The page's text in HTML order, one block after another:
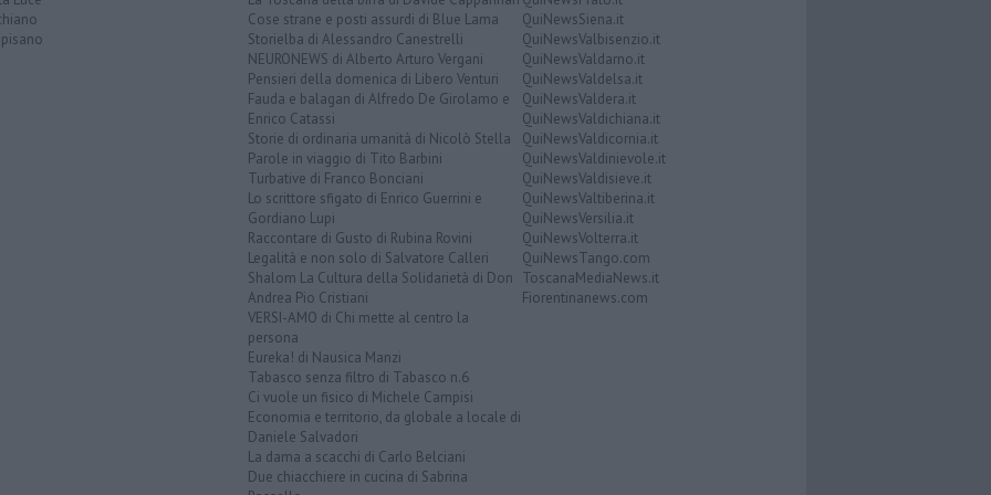
Cose strane e posti assurdi di Blue Lama
Storielba di Alessandro Canestrelli
NEURONEWS di Alberto Arturo Vergani
Pensieri della domenica di Libero Venturi
Fauda e balagan di Alfredo De Girolamo e
Enrico Catassi
Storie di ordinaria umanità di Nicolò Stella
Parole in viaggio di Tito Barbini
Turbative di Franco Bonciani
Lo scrittore sfigato di Enrico Guerrini e
Gordiano Lupi
Raccontare di Gusto di Rubina Rovini
Legalità e non solo di Salvatore Calleri
Shalom La Cultura della Solidarietà di Don
Andrea Pio Cristiani
VERSI-AMO di Chi mette al centro la
persona
Eureka! di Nausica Manzi
Tabasco senza filtro di Tabasco n.6
Ci vuole un fisico di Michele Campisi
Economia e territorio, da globale a locale di
Daniele Salvadori
La dama a scacchi di Carlo Belciani
Due chiacchiere in cucina di Sabrina
QuiNewsSiena.it
QuiNewsValbisenzio.it
QuiNewsValdarno.it
QuiNewsValdelsa.it
QuiNewsValdera.it
QuiNewsValdichiana.it
QuiNewsValdicornia.it
QuiNewsValdinievole.it
QuiNewsValdisieve.it
QuiNewsValtiberina.it
QuiNewsVersilia.it
QuiNewsVolterra.it
QuiNewsTango.com
ToscanaMediaNews.it
Fiorentinanews.com